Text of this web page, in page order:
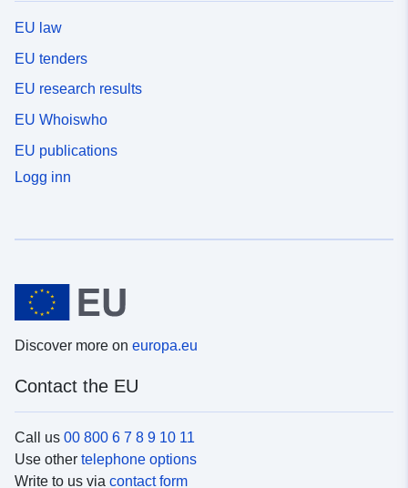
EU law
EU tenders
EU research results
EU Whoiswho
EU publications
Logg inn
Discover more on europa.eu
Contact the EU
Call us 00 800 6 7 8 9 10 11
Use other telephone options
Write to us via contact form